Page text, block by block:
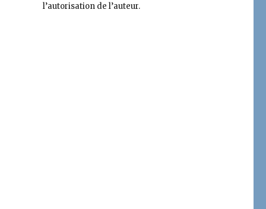
l’autorisation de l’auteur.